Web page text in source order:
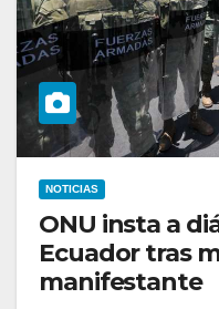
NOTICIAS
ONU insta a
Ecuador tras
manifestante